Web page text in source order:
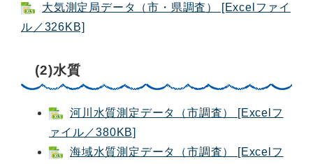
大気測定局データ（市・県調査） [Excelファイ
ル／326KB]
(2)水質
河川水質測定データ（市調査） [Excelフ
ァイル／380KB]
海域水質測定データ（市調査） [Excelフ